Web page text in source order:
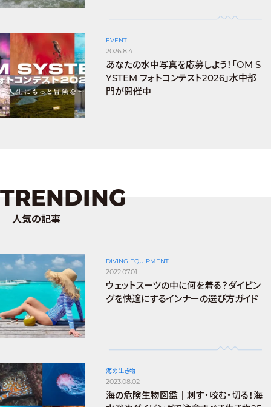
EVENT
2026.8.4
あなたの水中写真を応募しよう！「OM S
YSTEM フォトコンテスト2026」水中部
門が開催中
TRENDING
人気の記事
DIVING EQUIPMENT
2022.07.01
ウェットスーツの中に何を着る？ダイビン
グを快適にするインナーの選び方ガイド
海の生き物
2023.08.02
海の危険生物図鑑｜刺す・咬む・切る！海